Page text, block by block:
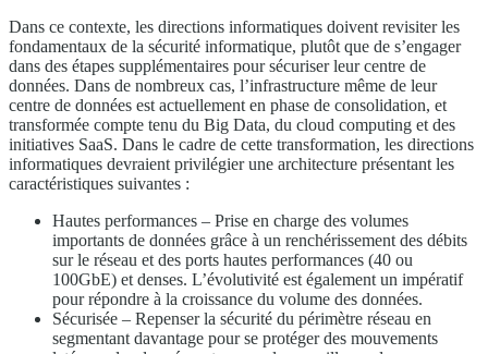
Dans ce contexte, les directions informatiques doivent revisiter les
fondamentaux de la sécurité informatique, plutôt que de s’engager
dans des étapes supplémentaires pour sécuriser leur centre de
données. Dans de nombreux cas, l’infrastructure même de leur
centre de données est actuellement en phase de consolidation, et
transformée compte tenu du Big Data, du cloud computing et des
initiatives SaaS. Dans le cadre de cette transformation, les directions
informatiques devraient privilégier une architecture présentant les
caractéristiques suivantes :
Hautes performances – Prise en charge des volumes
importants de données grâce à un renchérissement des débits
sur le réseau et des ports hautes performances (40 ou
100GbE) et denses. L’évolutivité est également un impératif
pour répondre à la croissance du volume des données.
Sécurisée – Repenser la sécurité du périmètre réseau en
segmentant davantage pour se protéger des mouvements